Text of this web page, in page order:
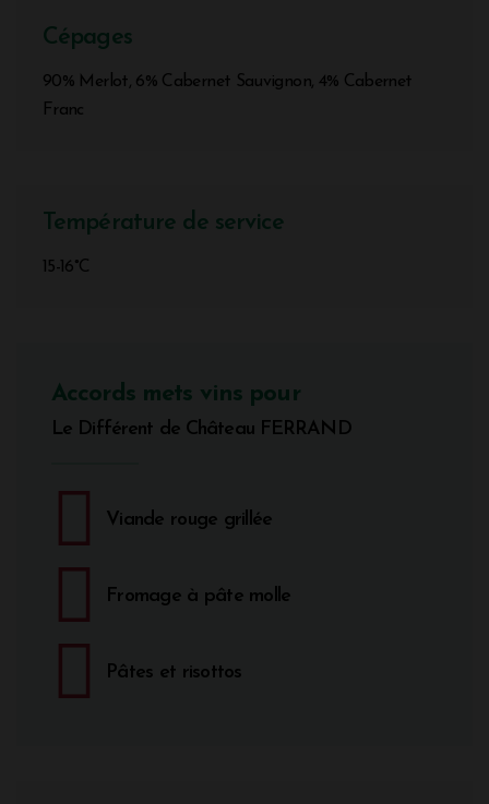
Cépages
90% Merlot, 6% Cabernet Sauvignon, 4% Cabernet
Franc
Température de service
15-16°C
Accords mets vins pour
Le Différent de Château FERRAND
Viande rouge grillée
Fromage à pâte molle
Pâtes et risottos